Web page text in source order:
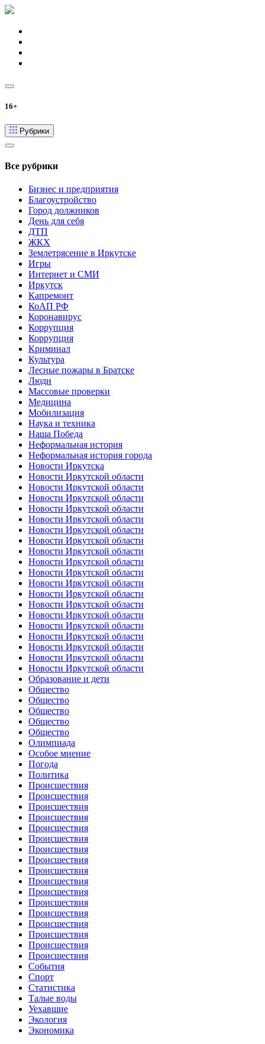
16+
Рубрики
Все рубрики
Бизнес и предприятия
Благоустройство
Город должников
День для себя
ДТП
ЖКХ
Землетрясение в Иркутске
Игры
Интернет и СМИ
Иркутск
Капремонт
КоАП РФ
Коронавирус
Коррупция
Коррупция
Криминал
Культура
Лесные пожары в Братске
Люди
Массовые проверки
Медицина
Мобилизация
Наука и техника
Наша Победа
Неформальная история
Неформальная история города
Новости Иркутска
Новости Иркутской области
Новости Иркутской области
Новости Иркутской области
Новости Иркутской области
Новости Иркутской области
Новости Иркутской области
Новости Иркутской области
Новости Иркутской области
Новости Иркутской области
Новости Иркутской области
Новости Иркутской области
Новости Иркутской области
Новости Иркутской области
Новости Иркутской области
Новости Иркутской области
Новости Иркутской области
Новости Иркутской области
Новости Иркутской области
Новости Иркутской области
Образование и дети
Общество
Общество
Общество
Общество
Общество
Олимпиада
Особое мнение
Погода
Политика
Происшествия
Происшествия
Происшествия
Происшествия
Происшествия
Происшествия
Происшествия
Происшествия
Происшествия
Происшествия
Происшествия
Происшествия
Происшествия
Происшествия
Происшествия
Происшествия
Происшествия
События
Спорт
Статистика
Талые воды
Уехавшие
Экология
Экономика